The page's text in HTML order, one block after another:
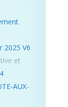
2025 V6
et
AUX-